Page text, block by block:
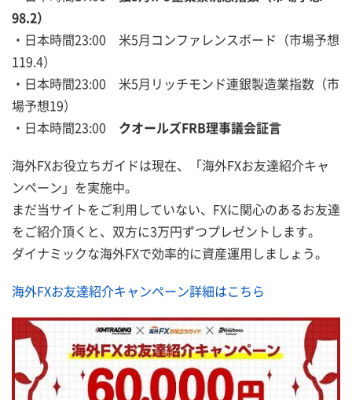
98.2）
・日本時間23:00 米5月コンファレンスボード（市場予想
119.4）
・日本時間23:00 米5月リッチモンド連銀製造業指数（市
場予想19）
・日本時間23:00 クオールズFRB理事議会証言
海外FXお役立ちガイドは現在、「海外FXお友達紹介キャ
ンペーン」を実施中。
まだ当サイトをご利用していない、FXに関心のあるお友達
をご紹介頂くと、双方に3万円ずつプレゼントします。
ダイナミックな海外FXで効率的に資産運用しましょう。
海外FXお友達紹介キャンペーン詳細はこちら